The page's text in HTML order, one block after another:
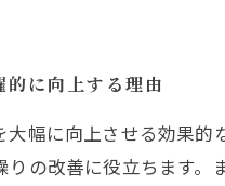
に向上する理由
幅に向上させる効果
の改善に役立ちます